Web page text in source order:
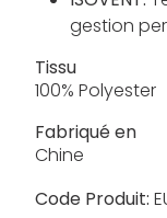
gestion
Tissu
100% Polyester
Fabriqué en
Chine
Code Produit: